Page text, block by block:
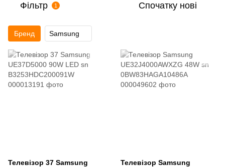
Фільтр 1 Спочатку нові
Бренд Samsung
Телевізор 37 Samsung
Телевізор Samsung